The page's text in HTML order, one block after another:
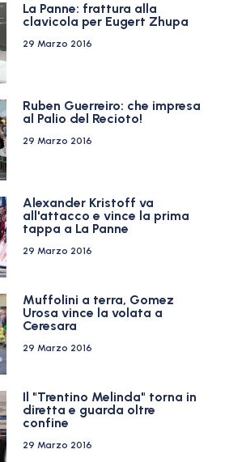
La Panne: frattura alla
clavicola per Eugert Zhupa
29 Marzo 2016
Ruben Guerreiro: che impresa
al Palio del Recioto!
29 Marzo 2016
Alexander Kristoff va
all'attacco e vince la prima
tappa a La Panne
29 Marzo 2016
Muffolini a terra, Gomez
Urosa vince la volata a
Ceresara
29 Marzo 2016
Il "Trentino Melinda" torna in
diretta e guarda oltre
confine
29 Marzo 2016